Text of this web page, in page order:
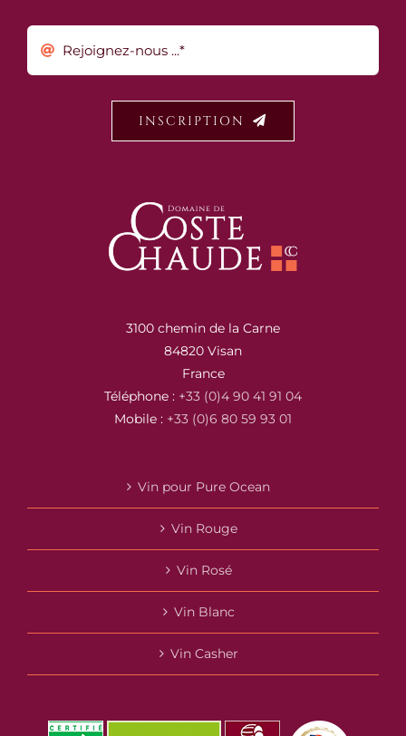
INSCRIPTION
3100 chemin de la Carne
84820 Visan
France
Téléphone : +33 (0)4 90 41 91 04
Mobile : +33 (0)6 80 59 93 01
Vin pour Pure Ocean
Vin Rouge
Vin Rosé
Vin Blanc
Vin Casher